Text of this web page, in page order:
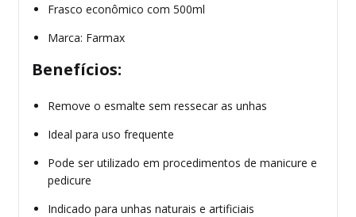
Frasco econômico com 500ml
Marca: Farmax
Benefícios:
Remove o esmalte sem ressecar as unhas
Ideal para uso frequente
Pode ser utilizado em procedimentos de manicure e
pedicure
Indicado para unhas naturais e artificiais